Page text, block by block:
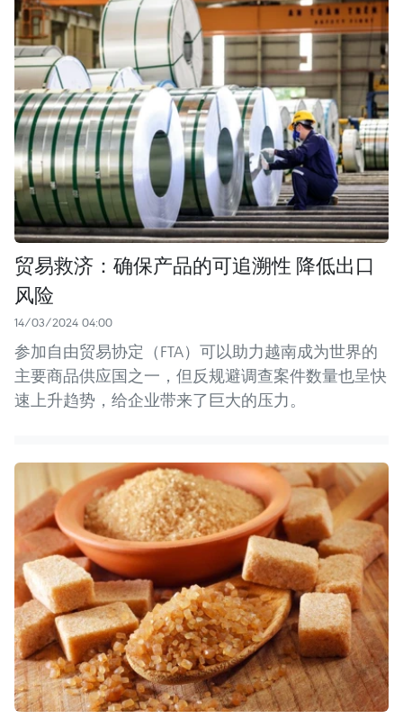
贸易救济：确保产品的可追溯性 降低出口
风险
14/03/2024 04:00
参加自由贸易协定（FTA）可以助力越南成为世界的
主要商品供应国之一，但反规避调查案件数量也呈快
速上升趋势，给企业带来了巨大的压力。